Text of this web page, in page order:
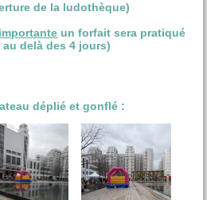
de la ludothèque)
un forfait sera pratiqué
au delà des 4 jours)
déplié et gonflé :